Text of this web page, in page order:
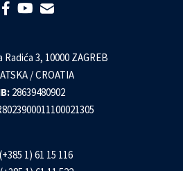
3, 10000 ZAGREB
/ CROATIA
28639480902
1) 61 15 116